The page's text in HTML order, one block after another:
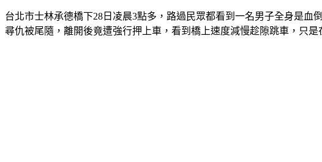
台北市士林承德橋下28日凌晨3點多，路過民眾都看到一名男子全身是
尋仇被尾隨，離開後竟遭強行押上車，看到橋上速度減慢趁隙跳車，只